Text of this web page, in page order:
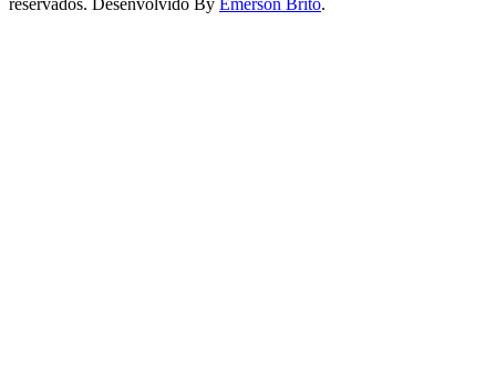
reservados. Desenvolvido By Emerson Brito.